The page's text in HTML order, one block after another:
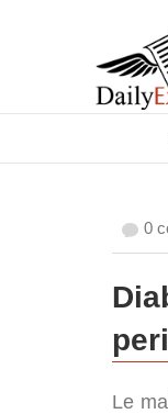
0
Le